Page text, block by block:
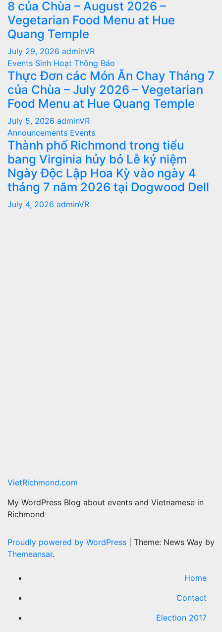
8 của Chùa – August 2026 –
Vegetarian Food Menu at Hue
Quang Temple
July 29, 2026 adminVR
Events Sinh Hoạt Thông Báo
Thực Đơn các Món Ăn Chay Tháng 7
của Chùa – July 2026 – Vegetarian
Food Menu at Hue Quang Temple
July 5, 2026 adminVR
Announcements Events
Thành phố Richmond trong tiểu
bang Virginia hủy bỏ Lễ kỷ niệm
Ngày Độc Lập Hoa Kỳ vào ngày 4
tháng 7 năm 2026 tại Dogwood Dell
July 4, 2026 adminVR
VietRichmond.com
My WordPress Blog about events and Vietnamese in
Richmond
Proudly powered by WordPress
Theme: News Way by
Themeansar.
Home
Contact
Election 2017